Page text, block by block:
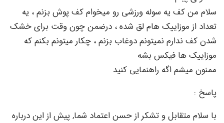
سلام من کف یه سوله ورزشی رو میخوام کف پوش بزنم ، یه
تعداد از موزاییک هام لق شده ، درضمن چون وقت برای خشک
شدن کف ندارم نمیتونم دوغاب بزنم ، چکار میتونم بکنم که
موزاییک ها فیکس بشه
ممنون میشم اگه راهنمایی کنید
پاسخ :
با سلام متقابل و تشکر از حسن اعتماد شما, پیش از این درباره